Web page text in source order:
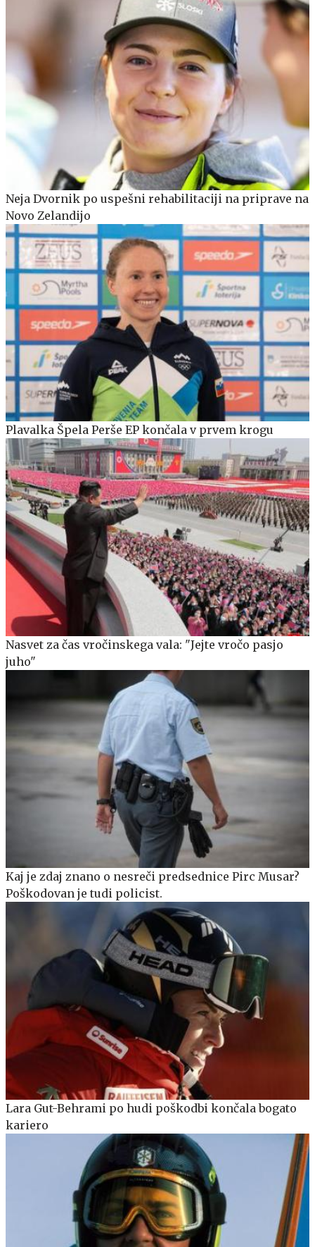
Neja Dvornik po uspešni rehabilitaciji na priprave na
Novo Zelandijo
Plavalka Špela Perše EP končala v prvem krogu
Nasvet za čas vročinskega vala: "Jejte vročo pasjo
juho"
Kaj je zdaj znano o nesreči predsednice Pirc Musar?
Poškodovan je tudi policist.
Lara Gut-Behrami po hudi poškodbi končala bogato
kariero